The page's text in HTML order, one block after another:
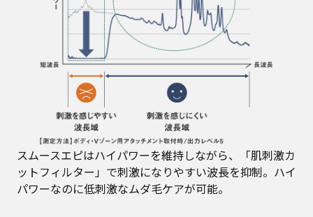
スムースエピはハイパワーを維持しながら、「肌刺激カ
ットフィルター」で刺激になりやすい波長を抑制。ハイ
パワーなのに低刺激なムダ毛ケアが可能。